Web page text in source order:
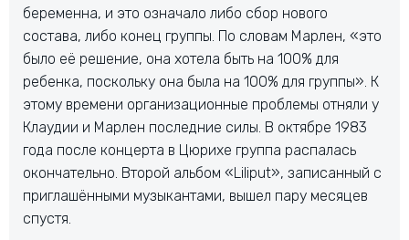
беременна, и это означало либо сбор нового
состава, либо конец группы. По словам Марлен, «это
было её решение, она хотела быть на 100% для
ребенка, поскольку она была на 100% для группы». К
этому времени организационные проблемы отняли у
Клаудии и Марлен последние силы. В октябре 1983
года после концерта в Цюрихе группа распалась
окончательно. Второй альбом «Liliput», записанный с
приглашёнными музыкантами, вышел пару месяцев
спустя.